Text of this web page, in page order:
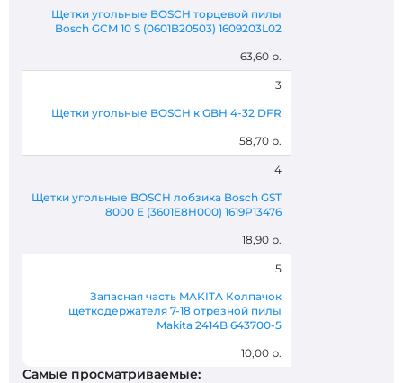
Щетки угольные BOSCH торцевой пилы
Bosch GCM 10 S (0601B20503) 1609203L02
63,60 р.
3
Щетки угольные BOSCH к GBH 4-32 DFR
58,70 р.
4
Щетки угольные BOSCH лобзика Bosch GST
8000 E (3601E8H000) 1619P13476
18,90 р.
5
Запасная часть MAKITA Колпачок
щеткодержателя 7-18 отрезной пилы
Makita 2414B 643700-5
10,00 р.
Самые просматриваемые: